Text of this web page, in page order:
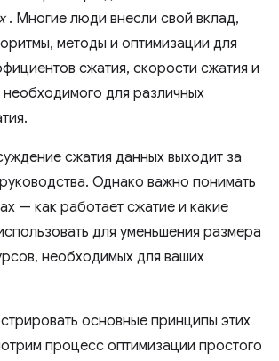
. Многие люди внесли свой вклад,
методы и оптимизации для
сжатия, скорости сжатия и
для различных
сжатия данных выходит за
Однако важно понимать
— как работает сжатие и какие
для уменьшения размера
необходимых для ваших
основные принципы этих
процесс оптимизации простого